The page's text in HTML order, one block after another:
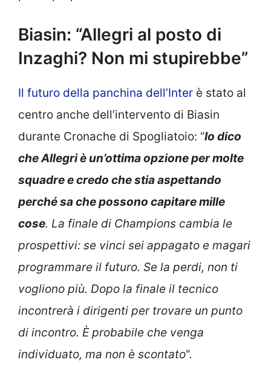
Biasin: “Allegri al posto di
Inzaghi? Non mi stupirebbe”
Il futuro della panchina dell’Inter è stato al
centro anche dell’intervento di Biasin
durante Cronache di Spogliatoio: “Io dico
che Allegri è un’ottima opzione per molte
squadre e credo che stia aspettando
perché sa che possono capitare mille
cose. La finale di Champions cambia le
prospettivi: se vinci sei appagato e magari
programmare il futuro. Se la perdi, non ti
vogliono più. Dopo la finale il tecnico
incontrerà i dirigenti per trovare un punto
di incontro. È probabile che venga
individuato, ma non è scontato“.